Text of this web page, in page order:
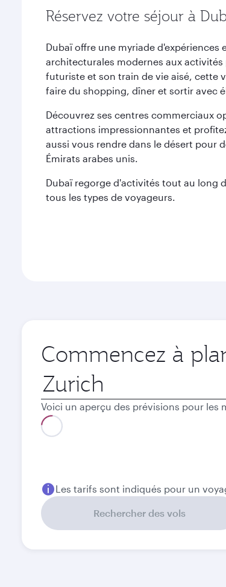
Réservez votre séjour à
Dubaï offre une myriade d'expériences
architecturales modernes aux
futuriste et son train de vie aisé, cette
faire du shopping, dîner et sortir avec
Découvrez ses centres commerciaux
attractions impressionnantes et
aussi vous rendre dans le désert pour
Émirats arabes unis.
Dubaï regorge d'activités tout au long
tous les types de voyageurs.
Commencez à
Ville
de
départ
Voici un aperçu des prévisions pour les
Les tarifs sont indiqués pour un
Rechercher des vols